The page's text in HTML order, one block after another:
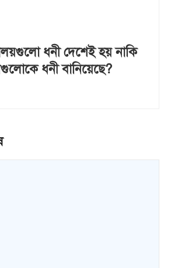
ধনী দেশেই হয় নাকি
ধনী বানিয়েছে?